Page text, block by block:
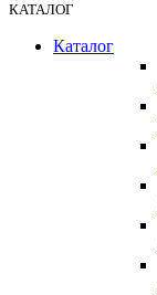
КАТАЛОГ
Каталог